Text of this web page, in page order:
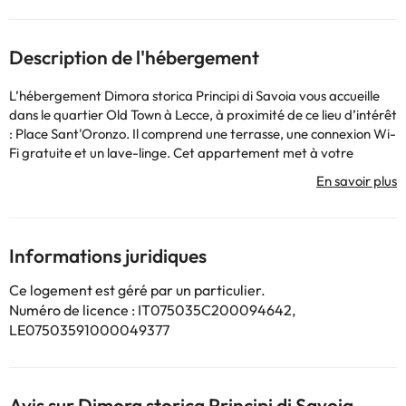
Description de l'hébergement
L’hébergement Dimora storica Principi di Savoia vous accueille
dans le quartier Old Town à Lecce, à proximité de ce lieu d’intérêt
: Place Sant'Oronzo. Il comprend une terrasse, une connexion Wi-
Fi gratuite et un lave-linge. Cet appartement met à votre
compose de 1 chambre, d'un salon, d'une cuisine entièrement
serviettes et du linge de lit sont disponibles. Vous séjournerez à
proximité de ces lieux d’intérêt : Piazza Mazzini, Lecce Cathedral
et Gare de Lecce. L'aéroport le plus proche (Aéroport de Brindisi)
est à 40 km.
Les enterrements de vie de célibataire et autres fêtes de ce type
rubrique « Demandes spéciales » lors de la réservation ou
Informations juridiques
Ce logement est géré par un particulier.
Numéro de licence : IT075035C200094642,
LE07503591000049377